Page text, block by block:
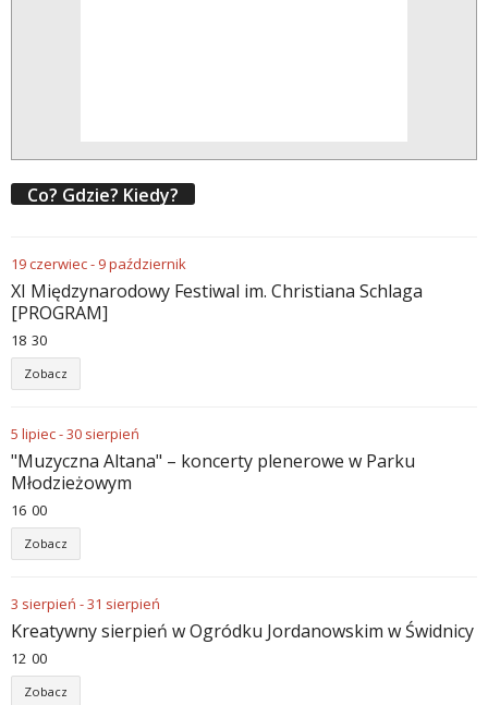
Co? Gdzie? Kiedy?
19czerwiec- 9październik
XI Międzynarodowy Festiwal im. Christiana Schlaga
[PROGRAM]
18 30
Zobacz
5 lipiec-30 sierpień
"Muzyczna Altana" – koncerty plenerowe w Parku
Młodzieżowym
16 00
Zobacz
3 sierpień -31 sierpień
Kreatywny sierpień w Ogródku Jordanowskim w Świdnicy
12 00
Zobacz